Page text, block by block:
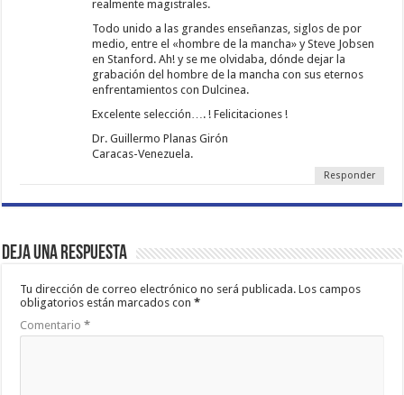
realmente magistrales.
Todo unido a las grandes enseñanzas, siglos de por
medio, entre el «hombre de la mancha» y Steve Jobsen
en Stanford. Ah! y se me olvidaba, dónde dejar la
grabación del hombre de la mancha con sus eternos
enfrentamientos con Dulcinea.
Excelente selección…. ! Felicitaciones !
Dr. Guillermo Planas Girón
Caracas-Venezuela.
Responder
Deja una respuesta
Tu dirección de correo electrónico no será publicada. Los campos
obligatorios están marcados con*
Comentario*